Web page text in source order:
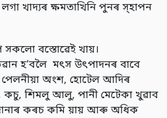
খাদ্যৰ ক্ষমতাখিনি পুনৰ স্হাপন
সকলো বস্তোৱেই খায়।
হ’বলৈ মৎস উৎপাদনৰ বাবে
পেলনীয়া অংশ, হোটেল আদিৰ
কচু, শিমলু আলু, পানী মেটেকা খুৱাব
কৰচ কমি য়ায় আৰু অধিক